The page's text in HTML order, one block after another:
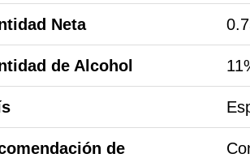
Neta
de Alcohol
de